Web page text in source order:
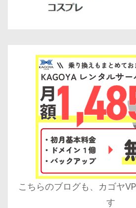
こちらのブログも、カゴヤ
す